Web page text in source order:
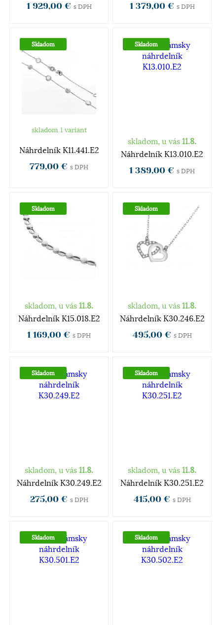
1 929,00 € s DPH 1 379,00 € s DPH
Skladom
skladom 1 variant
Náhrdelník K11.441.E2
779,00 € s DPH
Skladom
skladom, u vás 11.8.
Náhrdelník K13.010.E2
1 389,00 € s DPH
Skladom
skladom, u vás 11.8.
Náhrdelník K15.018.E2
1 169,00 € s DPH
Skladom
skladom, u vás 11.8.
Náhrdelník K30.246.E2
495,00 € s DPH
Skladom
skladom, u vás 11.8.
Náhrdelník K30.249.E2
275,00 € s DPH
Skladom
skladom, u vás 11.8.
Náhrdelník K30.251.E2
415,00 € s DPH
Skladom Skladom